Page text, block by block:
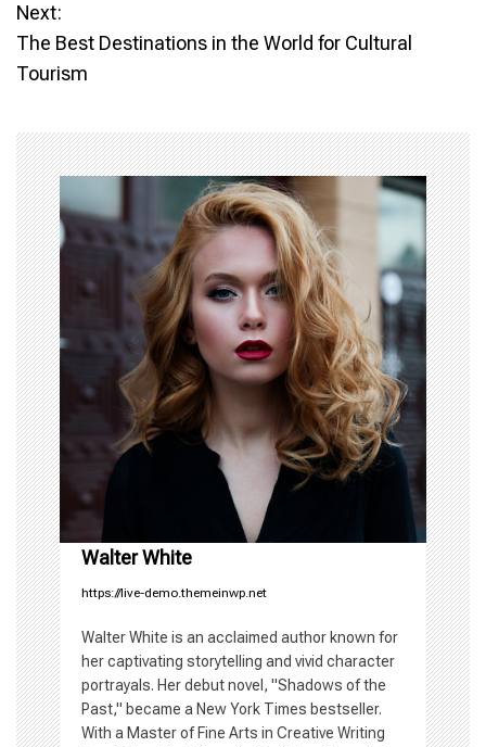
s
t
a
v
i
g
a
t
i
o
n
Next:
The Best Destinations in the World for Cultural
Tourism
Walter White
https://live-demo.themeinwp.net
Walter White is an acclaimed author known for
her captivating storytelling and vivid character
portrayals. Her debut novel, "Shadows of the
Past," became a New York Times bestseller.
With a Master of Fine Arts in Creative Writing